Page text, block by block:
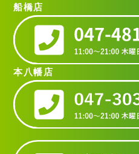
船橋店
本八幡店